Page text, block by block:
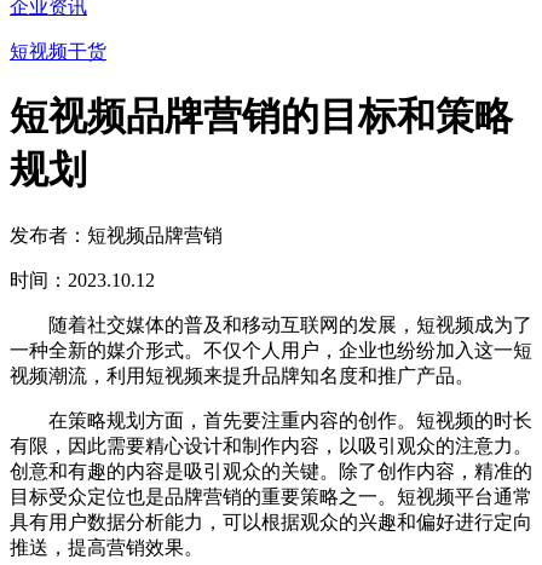
企业资讯
短视频干货
短视频品牌营销的目标和策略
规划
发布者：短视频品牌营销
时间：2023.10.12
随着社交媒体的普及和移动互联网的发展，短视频成为了
一种全新的媒介形式。不仅个人用户，企业也纷纷加入这一短
视频潮流，利用短视频来提升品牌知名度和推广产品。
在策略规划方面，首先要注重内容的创作。短视频的时长
有限，因此需要精心设计和制作内容，以吸引观众的注意力。
创意和有趣的内容是吸引观众的关键。除了创作内容，精准的
目标受众定位也是品牌营销的重要策略之一。短视频平台通常
具有用户数据分析能力，可以根据观众的兴趣和偏好进行定向
推送，提高营销效果。